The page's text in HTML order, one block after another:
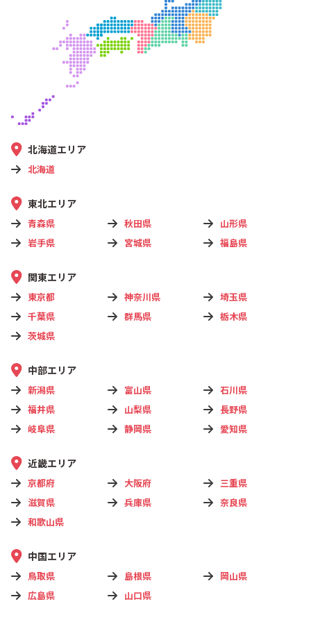
北海道エリア
北海道
東北エリア
青森県 秋田県
山形県
岩手県
宮城県 福島県
関東エリア
東京都 神奈川県
埼玉県
千葉県
群馬県
栃木県
茨城県
中部エリア
新潟県 富山県
石川県
福井県
山梨県
長野県
岐阜県
静岡県 愛知県
近畿エリア
京都府 大阪府
三重県
滋賀県
兵庫県
奈良県
和歌山県
中国エリア
鳥取県 島根県
岡山県
広島県
山口県